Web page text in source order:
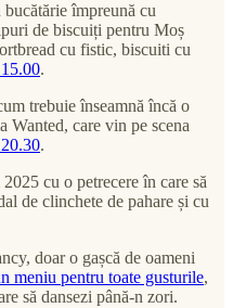
împreună cu
de biscuiți pentru Moș
cu fistic, biscuiti cu
.
trebuie înseamnă încă o
Wanted, care vin pe scena
.
cu o petrecere în care să
de clinchete de pahare și cu
doar o gașcă de oameni
meniu pentru toate gusturile,
să dansezi până-n zori.